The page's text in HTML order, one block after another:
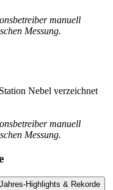
manuell
Messung.
Nebel verzeichnet
manuell
Messung.
Highlights & Rekorde